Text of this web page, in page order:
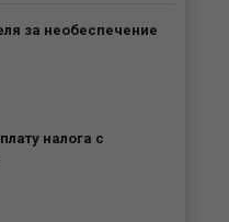
за необеспечение
налога с